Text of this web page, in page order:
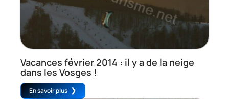
Vacances février 2014 : il y a de la neige
dans les Vosges !
En savoir plus